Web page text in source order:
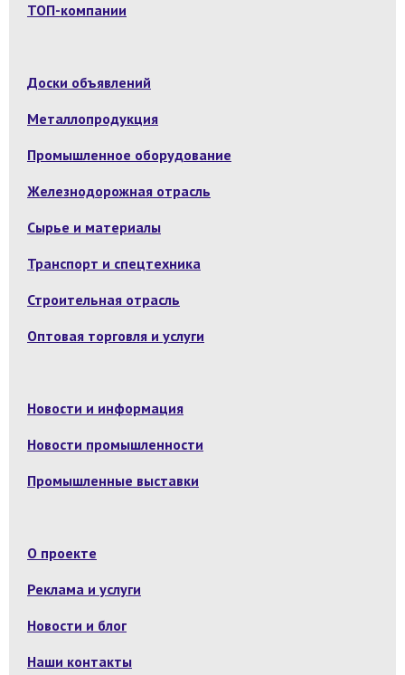
ТОП-компании
Доски объявлений
Металлопродукция
Промышленное оборудование
Железнодорожная отрасль
Сырье и материалы
Транспорт и спецтехника
Строительная отрасль
Оптовая торговля и услуги
Новости и информация
Новости промышленности
Промышленные выставки
О проекте
Реклама и услуги
Новости и блог
Наши контакты